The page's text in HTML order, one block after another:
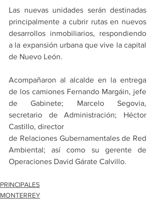
Las nuevas unidades serán destinadas
principalmente a cubrir rutas en nuevos
desarrollos inmobiliarios, respondiendo
a la expansión urbana que vive la capital
de Nuevo León.
Acompañaron al alcalde en la entrega
de los camiones Fernando Margáin, jefe
de Gabinete; Marcelo Segovia,
secretario de Administración; Héctor
Castillo, director
de Relaciones Gubernamentales de Red
Ambiental; así como su gerente de
Operaciones David Gárate Calvillo.
PRINCIPALES
MONTERREY